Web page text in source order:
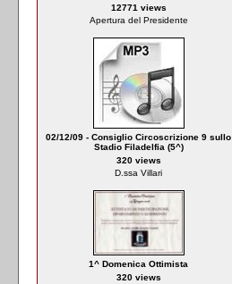
12771 views
Apertura del Presidente
02/12/09 - Consiglio Circoscrizione 9 sullo
Stadio Filadelfia (5^)
320 views
D.ssa Villari
1^ Domenica Ottimista
320 views